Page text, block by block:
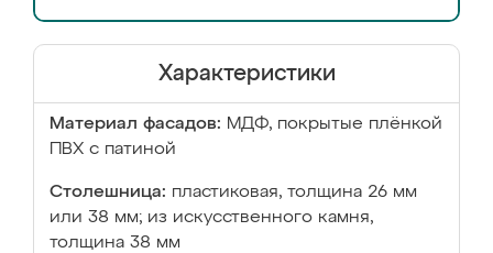
Характеристики
Материал фасадов: МДФ, покрытые плёнкой
ПВХ с патиной
Столешница: пластиковая, толщина 26 мм
или 38 мм; из искусственного камня,
толщина 38 мм